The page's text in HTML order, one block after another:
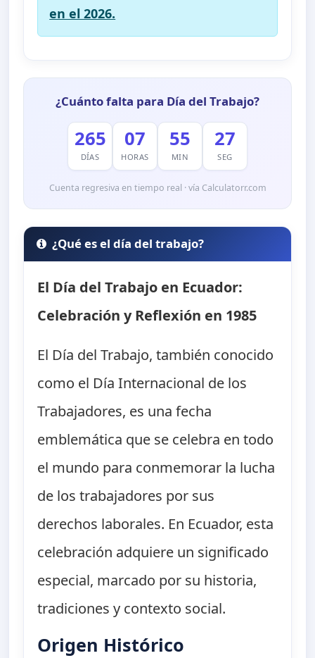
en el 2026.
¿Cuánto falta para Día del Trabajo?
265
DÍAS
07
HORAS
55
MIN
26
SEG
Cuenta regresiva en tiempo real · vía Calculatorr.com
¿Qué es el día del trabajo?
El Día del Trabajo en Ecuador:
Celebración y Reflexión en 1985
El Día del Trabajo, también conocido
como el Día Internacional de los
Trabajadores, es una fecha
emblemática que se celebra en todo
el mundo para conmemorar la lucha
de los trabajadores por sus
derechos laborales. En Ecuador, esta
celebración adquiere un significado
especial, marcado por su historia,
tradiciones y contexto social.
Origen Histórico